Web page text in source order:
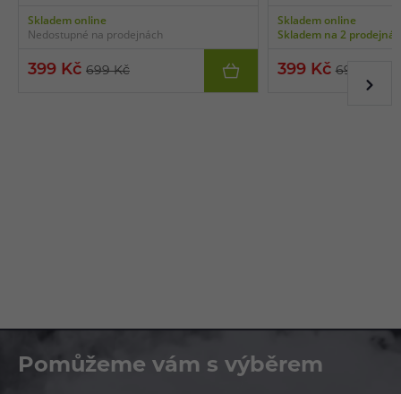
USB-C, inteligentní detekce odporu,
regulace air-flow, kompatibilní s platformou
bezpečnostní zámek, snadné horní plnění.
Skladem online
Nedostupné na prodejnách
399 Kč 699 Kč
USB-C, inteligentní
regulace air-flow,
bezpečnostní zámek,
Skladem online
Skladem na 2
399 Kč699 Kč
Pomůžeme vám s výběrem